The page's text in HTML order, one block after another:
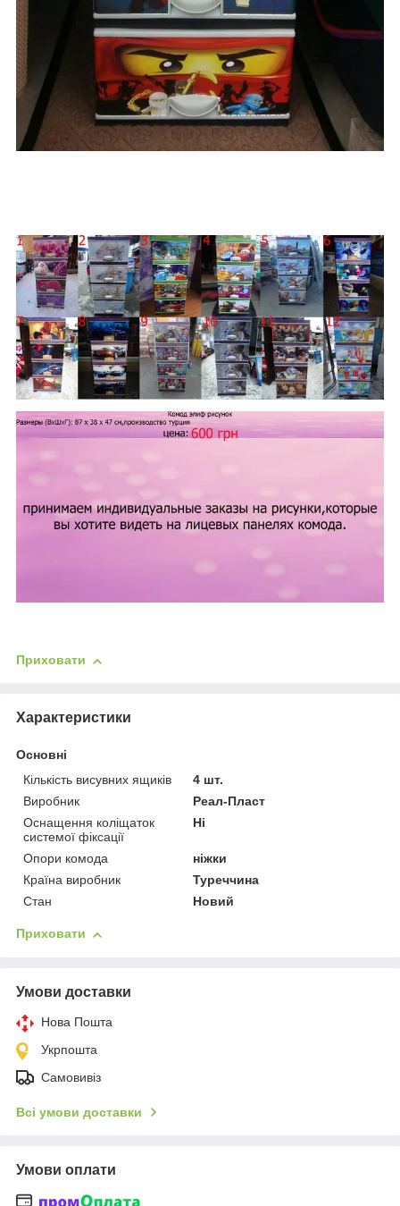
Приховати
Характеристики
Основні
Кількість висувних ящиків
4 шт.
Виробник
Реал-Пласт
Оснащення коліщаток
системої фіксації
Ні
Опори комода
ніжки
Країна виробник
Туреччина
Стан
Новий
Приховати
Умови доставки
Нова Пошта
Укрпошта
Самовивіз
Всі умови доставки
Умови оплати